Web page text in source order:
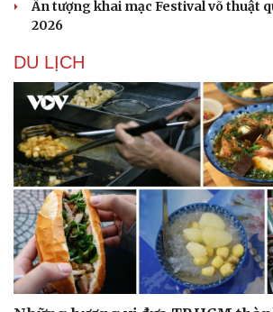
Ấn tượng khai mạc Festival võ thuật
2026
DU LỊCH